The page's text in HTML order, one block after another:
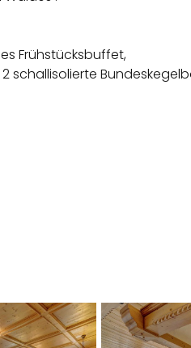
Frühstücksbuffet,
schallisolierte